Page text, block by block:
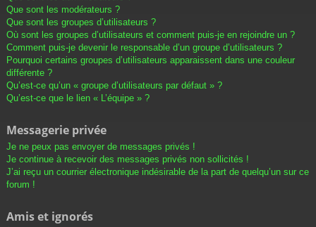
Que sont les modérateurs ?
Que sont les groupes d’utilisateurs ?
Où sont les groupes d’utilisateurs et comment puis-je en rejoindre un ?
Comment puis-je devenir le responsable d’un groupe d’utilisateurs ?
Pourquoi certains groupes d’utilisateurs apparaissent dans une couleur
différente ?
Qu’est-ce qu’un « groupe d’utilisateurs par défaut » ?
Qu’est-ce que le lien « L’équipe » ?
Messagerie privée
Je ne peux pas envoyer de messages privés !
Je continue à recevoir des messages privés non sollicités !
J’ai reçu un courrier électronique indésirable de la part de quelqu’un sur ce
forum !
Amis et ignorés